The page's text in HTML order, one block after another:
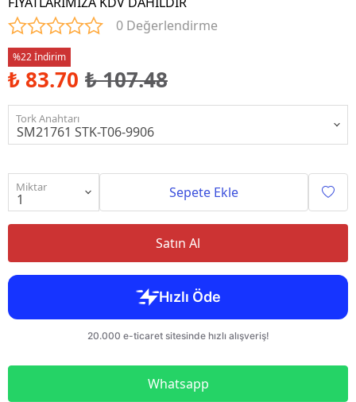
0 Değerlendirme
%22 İndirim
₺ 83.70 ₺ 107.48
Tork Anahtarı
Miktar Sepete Ekle
Satın Al
Whatsapp